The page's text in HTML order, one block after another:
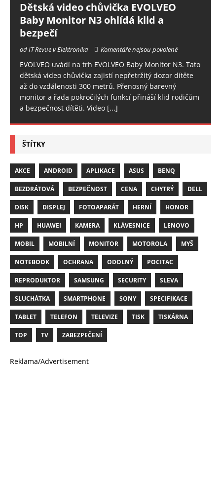
Dětská video chůvička EVOLVEO
Baby Monitor N3 ohlídá klid a
bezpečí
od IT Revue v Elektronika Komentáře nejsou povolené
EVOLVEO uvádí na trh EVOLVEO Baby Monitor N3. Tato
dětská video chůvička zajistí nepřetržitý dozor dítěte
až do vzdálenosti 300 metrů. Přenosný barevný
monitor a řada pokročilých funkcí přináší klid rodičům
a bezpečnost dítěti. Video [...]
ŠTÍTKY
AKCE ANDROID APLIKACE ASUS BENQ
BEZDRÁTOVÁ BEZPEČNOST CENA CHYTRÝ DELL
DISK DISPLEJ FOTOAPARÁT HERNÍ HONOR
HP HUAWEI KAMERA KLÁVESNICE LENOVO
MOBIL MOBILNÍ MONITOR MOTOROLA MYŠ
NOTEBOOK OCHRANA ODOLNÝ POCITAC
REPRODUKTOR SAMSUNG SECURITY SLEVA
SLUCHÁTKA SMARTPHONE SONY SPECIFIKACE
TABLET TELEFON TELEVIZE TISK TISKÁRNA
TOP TV ZABEZPEČENÍ
Reklama/Advertisement